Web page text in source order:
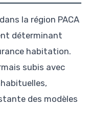
la région PACA
déterminant
habitation.
subis avec
des modèles